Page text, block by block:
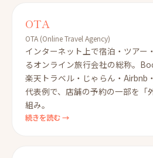
OTA
OTA (Online Travel Agency)
インターネット上で宿泊・ツアー
るオンライン旅行会社の総称。
楽天トラベル・じゃらん・Airbnb
代表例で、店舗の予約の一部を「
組み。
続きを読む →